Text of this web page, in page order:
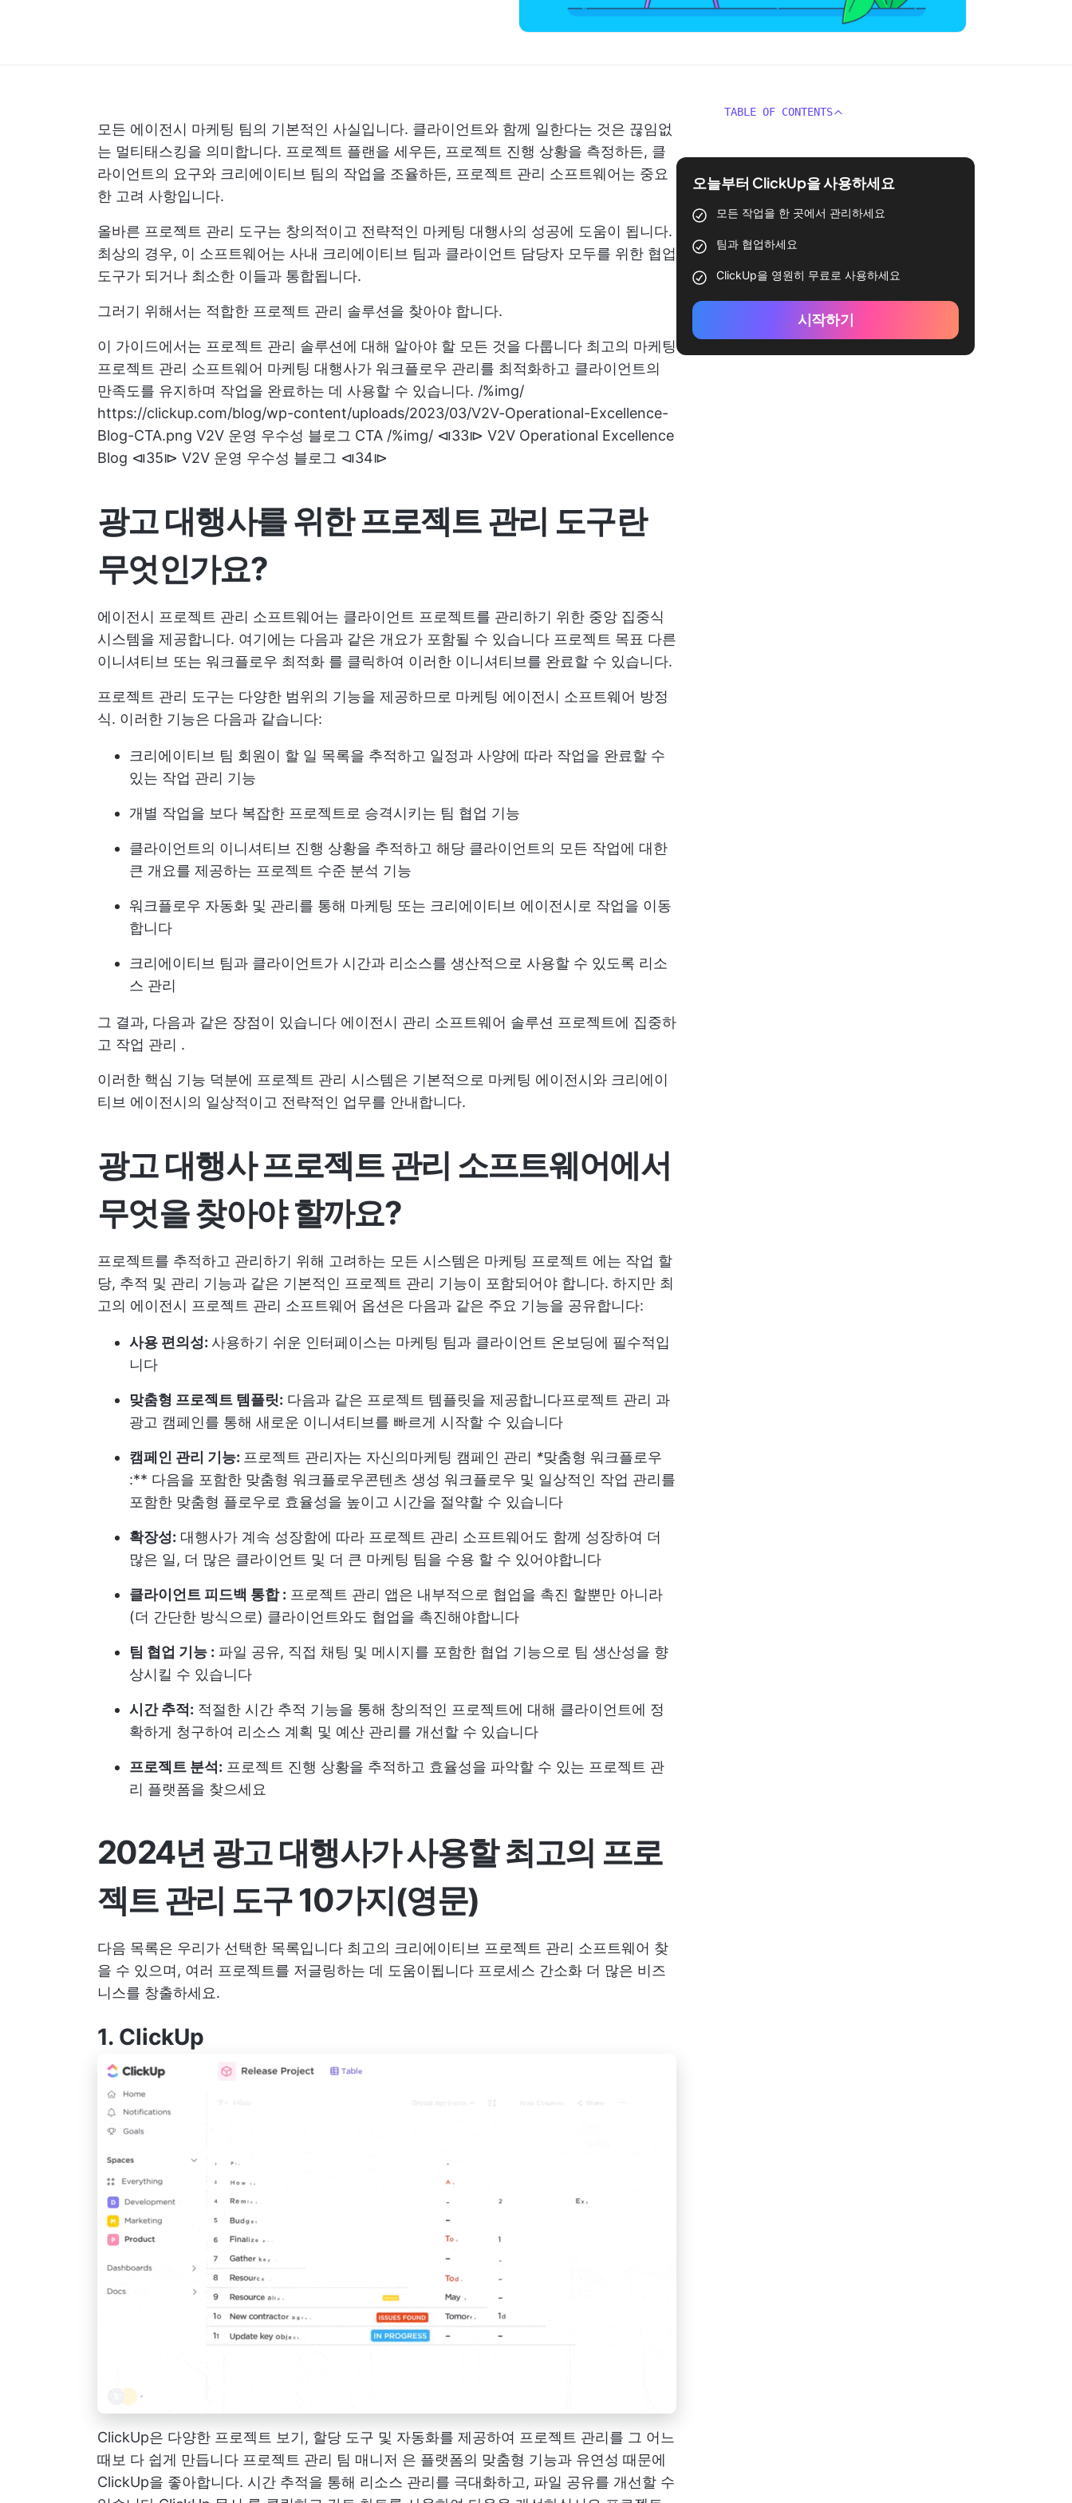
모든 에이전시 마케팅 팀의 기본적인 사실입니다. 클라이언트와 함께 일한다는 것은 끊임없
는 멀티태스킹을 의미합니다. 프로젝트 플랜을 세우든, 프로젝트 진행 상황을 측정하든, 클
라이언트의 요구와 크리에이티브 팀의 작업을 조율하든, 프로젝트 관리 소프트웨어는 중요
한 고려 사항입니다.
올바른 프로젝트 관리 도구는 창의적이고 전략적인 마케팅 대행사의 성공에 도움이 됩니다.
최상의 경우, 이 소프트웨어는 사내 크리에이티브 팀과 클라이언트 담당자 모두를 위한 협업
도구가 되거나 최소한 이들과 통합됩니다.
그러기 위해서는 적합한 프로젝트 관리 솔루션을 찾아야 합니다.
이 가이드에서는 프로젝트 관리 솔루션에 대해 알아야 할 모든 것을 다룹니다 최고의 마케팅
프로젝트 관리 소프트웨어 마케팅 대행사가 워크플로우 관리를 최적화하고 클라이언트의
만족도를 유지하며 작업을 완료하는 데 사용할 수 있습니다. /%img/
https://clickup.com/blog/wp-content/uploads/2023/03/V2V-Operational-Excellence-
Blog-CTA.png V2V 운영 우수성 블로그 CTA /%img/ ⧏33⧐ V2V Operational Excellence
Blog ⧏35⧐ V2V 운영 우수성 블로그 ⧏34⧐
광고 대행사를 위한 프로젝트 관리 도구란
무엇인가요?
에이전시 프로젝트 관리 소프트웨어는 클라이언트 프로젝트를 관리하기 위한 중앙 집중식
시스템을 제공합니다. 여기에는 다음과 같은 개요가 포함될 수 있습니다 프로젝트 목표 다른
이니셔티브 또는 워크플로우 최적화 를 클릭하여 이러한 이니셔티브를 완료할 수 있습니다.
프로젝트 관리 도구는 다양한 범위의 기능을 제공하므로 마케팅 에이전시 소프트웨어 방정
식. 이러한 기능은 다음과 같습니다:
크리에이티브 팀 회원이 할 일 목록을 추적하고 일정과 사양에 따라 작업을 완료할 수
있는 작업 관리 기능
개별 작업을 보다 복잡한 프로젝트로 승격시키는 팀 협업 기능
클라이언트의 이니셔티브 진행 상황을 추적하고 해당 클라이언트의 모든 작업에 대한
큰 개요를 제공하는 프로젝트 수준 분석 기능
워크플로우 자동화 및 관리를 통해 마케팅 또는 크리에이티브 에이전시로 작업을 이동
합니다
크리에이티브 팀과 클라이언트가 시간과 리소스를 생산적으로 사용할 수 있도록 리소
스 관리
그 결과, 다음과 같은 장점이 있습니다 에이전시 관리 소프트웨어 솔루션 프로젝트에 집중하
고 작업 관리 .
이러한 핵심 기능 덕분에 프로젝트 관리 시스템은 기본적으로 마케팅 에이전시와 크리에이
티브 에이전시의 일상적이고 전략적인 업무를 안내합니다.
광고 대행사 프로젝트 관리 소프트웨어에서
무엇을 찾아야 할까요?
프로젝트를 추적하고 관리하기 위해 고려하는 모든 시스템은 마케팅 프로젝트 에는 작업 할
당, 추적 및 관리 기능과 같은 기본적인 프로젝트 관리 기능이 포함되어야 합니다. 하지만 최
고의 에이전시 프로젝트 관리 소프트웨어 옵션은 다음과 같은 주요 기능을 공유합니다:
사용 편의성: 사용하기 쉬운 인터페이스는 마케팅 팀과 클라이언트 온보딩에 필수적입
니다
맞춤형 프로젝트 템플릿: 다음과 같은 프로젝트 템플릿을 제공합니다프로젝트 관리 과
광고 캠페인를 통해 새로운 이니셔티브를 빠르게 시작할 수 있습니다
캠페인 관리 기능: 프로젝트 관리자는 자신의마케팅 캠페인 관리 *맞춤형 워크플로우
:** 다음을 포함한 맞춤형 워크플로우콘텐츠 생성 워크플로우 및 일상적인 작업 관리를
포함한 맞춤형 플로우로 효율성을 높이고 시간을 절약할 수 있습니다
확장성: 대행사가 계속 성장함에 따라 프로젝트 관리 소프트웨어도 함께 성장하여 더
많은 일, 더 많은 클라이언트 및 더 큰 마케팅 팀을 수용 할 수 있어야합니다
클라이언트 피드백 통합 : 프로젝트 관리 앱은 내부적으로 협업을 촉진 할뿐만 아니라
(더 간단한 방식으로) 클라이언트와도 협업을 촉진해야합니다
팀 협업 기능 : 파일 공유, 직접 채팅 및 메시지를 포함한 협업 기능으로 팀 생산성을 향
상시킬 수 있습니다
시간 추적: 적절한 시간 추적 기능을 통해 창의적인 프로젝트에 대해 클라이언트에 정
확하게 청구하여 리소스 계획 및 예산 관리를 개선할 수 있습니다
프로젝트 분석: 프로젝트 진행 상황을 추적하고 효율성을 파악할 수 있는 프로젝트 관
리 플랫폼을 찾으세요
2024년 광고 대행사가 사용할 최고의 프로
젝트 관리 도구 10가지(영문)
다음 목록은 우리가 선택한 목록입니다 최고의 크리에이티브 프로젝트 관리 소프트웨어 찾
을 수 있으며, 여러 프로젝트를 저글링하는 데 도움이됩니다 프로세스 간소화 더 많은 비즈
니스를 창출하세요.
1. ClickUp
ClickUp은 다양한 프로젝트 보기, 할당 도구 및 자동화를 제공하여 프로젝트 관리를 그 어느
때보 다 쉽게 만듭니다 프로젝트 관리 팀 매니저 은 플랫폼의 맞춤형 기능과 유연성 때문에
ClickUp을 좋아합니다. 시간 추적을 통해 리소스 관리를 극대화하고, 파일 공유를 개선할 수
TABLE OF CONTENTS
오늘부터 ClickUp을 사용하세요
모든 작업을 한 곳에서 관리하세요
팀과 협업하세요
ClickUp을 영원히 무료로 사용하세요
시작하기